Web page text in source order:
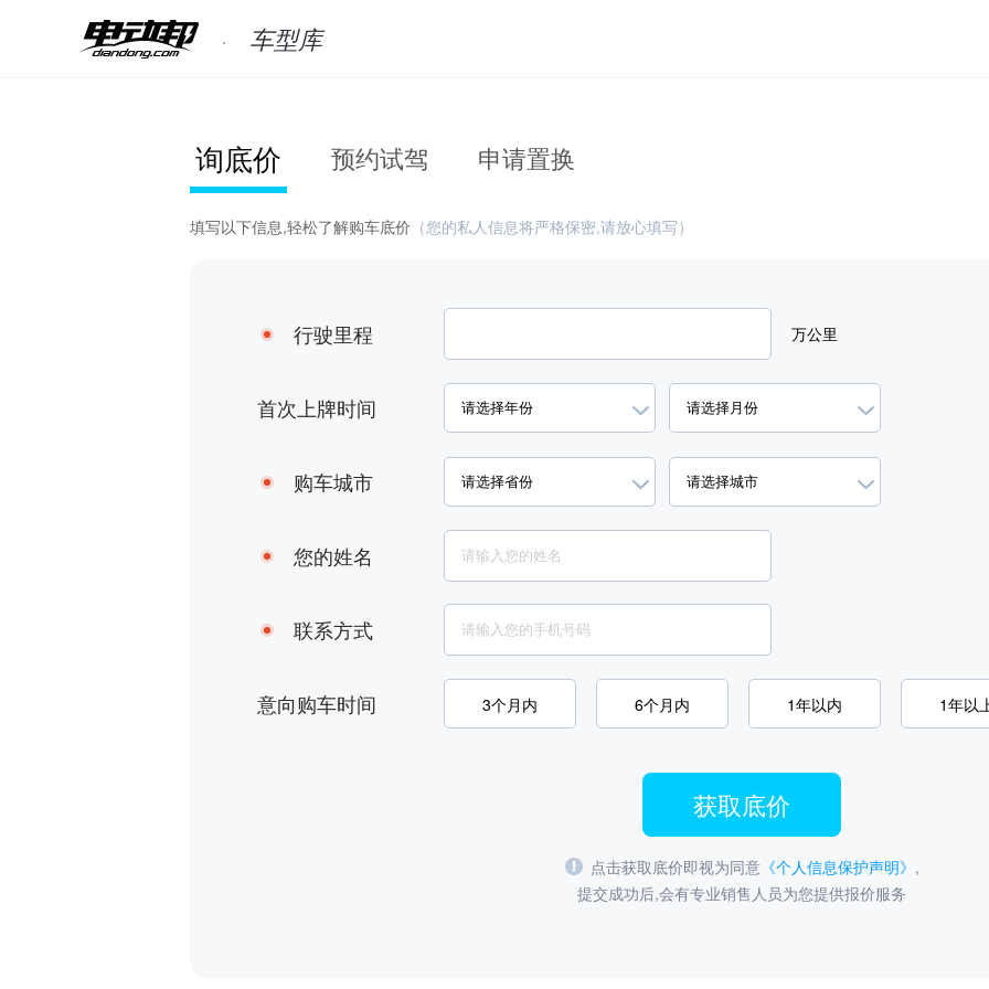
车型库
询底价 预约试驾 申请置换
填写以下信息,轻松了解购车底价 （您的私人信息将严格保密,请放心填写）
行驶里程 万公里
首次上牌时间
购车城市
您的姓名
联系方式
意向购车时间 3个月内 6个月内 1年以内 1年以
获取底价
点击获取底价即视为同意《个人信息保护声明》 ,
提交成功后,会有专业销售人员为您提供报价服务